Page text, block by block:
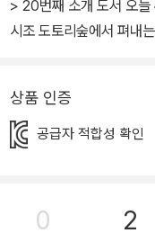
> 20번째 소개 도서 오늘 우리 아이들의 모습이 오롯이 담겨 있는 동
시조 도토리숲에서 펴내는 동시조 모음 시리즈의 첫 번째 책으로, 20
등학교 선생님으로 아이
모음 책입니다. 선생님은
정이 느낄 수 있습니다.
상품 인증
공급자 적합성 확인
0 2